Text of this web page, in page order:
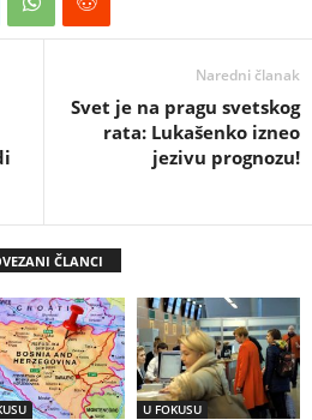
Naredni članak
Svet je na pragu svetskog
rata: Lukašenko izneo
jezivu prognozu!
ČLANCI
U FOKUSU